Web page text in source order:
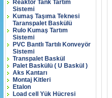
Reaktör Tank Tartım
Sistemi
Kumaş Taşıma Teknesi
Taranspalet Baskülü
Rulo Kumaş Tartım
Sistemi
PVC Bantlı Tartılı Konveyör
Sistemi
Transpalet Baskül
Palet Baskülü ( U Baskül )
Aks Kantarı
Montaj Kitleri
Etalon
Load cell Yük Hücresi